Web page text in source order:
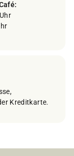
Kreditkarte.